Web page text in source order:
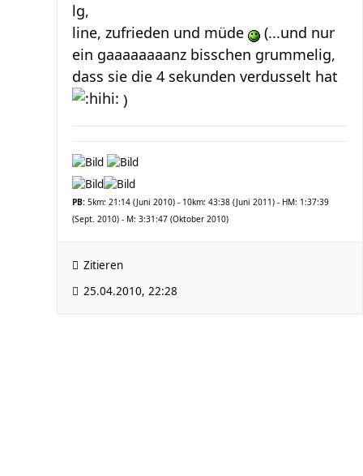
lg,
line, zufrieden und müde
(...und nur
ein gaaaaaaaanz bisschen grummelig,
dass sie die 4 sekunden verdusselt hat
)
PB: 5km: 21:14 (Juni 2010) - 10km: 43:38 (Juni 2011) - HM: 1:37:39
(Sept. 2010) - M: 3:31:47 (Oktober 2010)
Zitieren
25.04.2010, 22:28